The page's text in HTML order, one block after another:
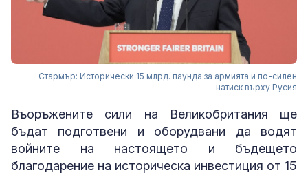
Стармър: Исторически 15 млрд. паунда за армията и по-силен
натиск върху Русия
Въоръжените сили на Великобритания ще
бъдат подготвени и оборудвани да водят
войните на настоящето и бъдещето
благодарение на историческа инвестиция от 15